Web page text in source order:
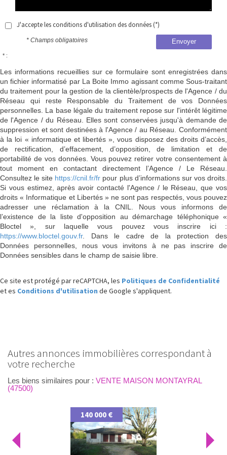
J'accepte les conditions d'utilisation des données (*)
Envoyer
* Champs obligatoires
* :
Les informations recueillies sur ce formulaire sont enregistrées dans
un fichier informatisé par La Boite Immo agissant comme Sous-traitant
du traitement pour la gestion de la clientèle/prospects de l'Agence / du
Réseau qui reste Responsable du Traitement de vos Données
personnelles. La base légale du traitement repose sur l'intérêt légitime
de l'Agence / du Réseau. Elles sont conservées jusqu'à demande de
suppression et sont destinées à l'Agence / au Réseau. Conformément
à la loi « informatique et libertés », vous disposez des droits d’accès,
de rectification, d’effacement, d’opposition, de limitation et de
portabilité de vos données. Vous pouvez retirer votre consentement à
tout moment en contactant directement l’Agence / Le Réseau.
Consultez le site https://cnil.fr/fr pour plus d’informations sur vos droits.
Si vous estimez, après avoir contacté l'Agence / le Réseau, que vos
droits « Informatique et Libertés » ne sont pas respectés, vous pouvez
adresser une réclamation à la CNIL. Nous vous informons de
l’existence de la liste d'opposition au démarchage téléphonique «
Bloctel », sur laquelle vous pouvez vous inscrire ici :
https://www.bloctel.gouv.fr. Dans le cadre de la protection des
Données personnelles, nous vous invitons à ne pas inscrire de
Données sensibles dans le champ de saisie libre.
Ce site est protégé par reCAPTCHA, les Politiques de Confidentialité
et es Conditions d'utilisation de Google s'appliquent.
autres annonces immobilières correspondant à
votre recherche
Les biens similaires pour : VENTE MAISON MONTAYRAL
(47500)
140 000 €